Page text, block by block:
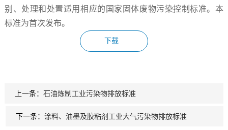
别、处理和处置适用相应的国家固体废物污染控制标准。本
标准为首次发布。
下载
上一条： 石油炼制工业污染物排放标准
下一条： 涂料、油墨及胶粘剂工业大气污染物排放标准